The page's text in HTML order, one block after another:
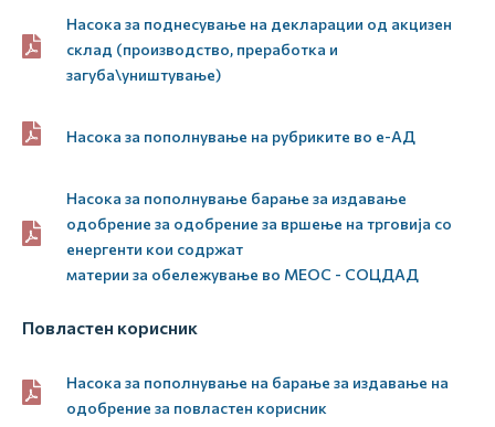
Насока за поднесување на декларации од акцизен
склад (производство, преработка и
загуба\уништување)
Насока за пополнување на рубриките во е-АД
Насока за пополнување барање за издавање
одобрение за одобрение за вршење на трговија со
енергенти кои содржат
материи за обележување во МЕОС - СОЦДАД
Повластен корисник
Насока за пополнување на барање за издавање на
одобрение за повластен корисник